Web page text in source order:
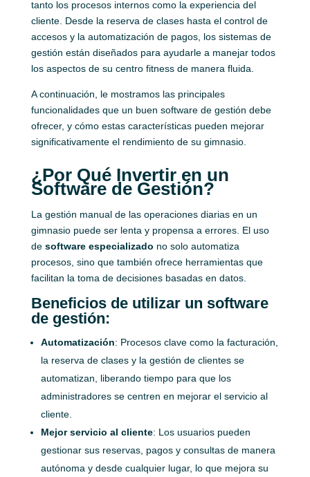
tanto los procesos internos como la experiencia del
cliente. Desde la reserva de clases hasta el control de
accesos y la automatización de pagos, los sistemas de
gestión están diseñados para ayudarle a manejar todos
los aspectos de su centro fitness de manera fluida.
A continuación, le mostramos las principales
funcionalidades que un buen software de gestión debe
ofrecer, y cómo estas características pueden mejorar
significativamente el rendimiento de su gimnasio.
¿Por Qué Invertir en un
Software de Gestión?
La gestión manual de las operaciones diarias en un
gimnasio puede ser lenta y propensa a errores. El uso
de software especializado no solo automatiza
procesos, sino que también ofrece herramientas que
facilitan la toma de decisiones basadas en datos.
Beneficios de utilizar un software
de gestión:
Automatización: Procesos clave como la facturación,
la reserva de clases y la gestión de clientes se
automatizan, liberando tiempo para que los
administradores se centren en mejorar el servicio al
cliente.
Mejor servicio al cliente: Los usuarios pueden
gestionar sus reservas, pagos y consultas de manera
autónoma y desde cualquier lugar, lo que mejora su